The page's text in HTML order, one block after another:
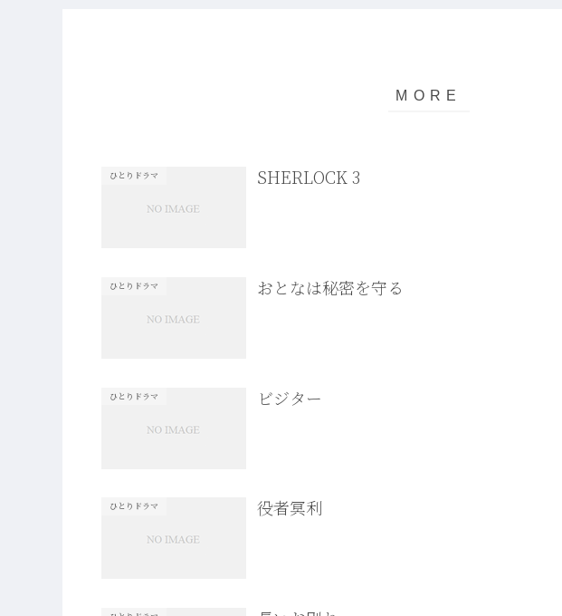
ひとりドラマ SHERLOCK 3
ひとりドラマ おとなは秘密を守る
ひとりドラマ ビジター
ひとりドラマ 役者冥利